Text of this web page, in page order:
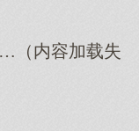
内容加载失